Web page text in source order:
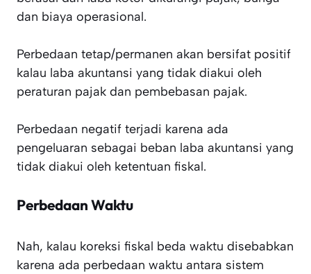
dan biaya operasional.
Perbedaan tetap/permanen akan bersifat positif
kalau laba akuntansi yang tidak diakui oleh
peraturan pajak dan pembebasan pajak.
Perbedaan negatif terjadi karena ada
pengeluaran sebagai beban laba akuntansi yang
tidak diakui oleh ketentuan fiskal.
Perbedaan Waktu
Nah, kalau koreksi fiskal beda waktu disebabkan
karena ada perbedaan waktu antara sistem